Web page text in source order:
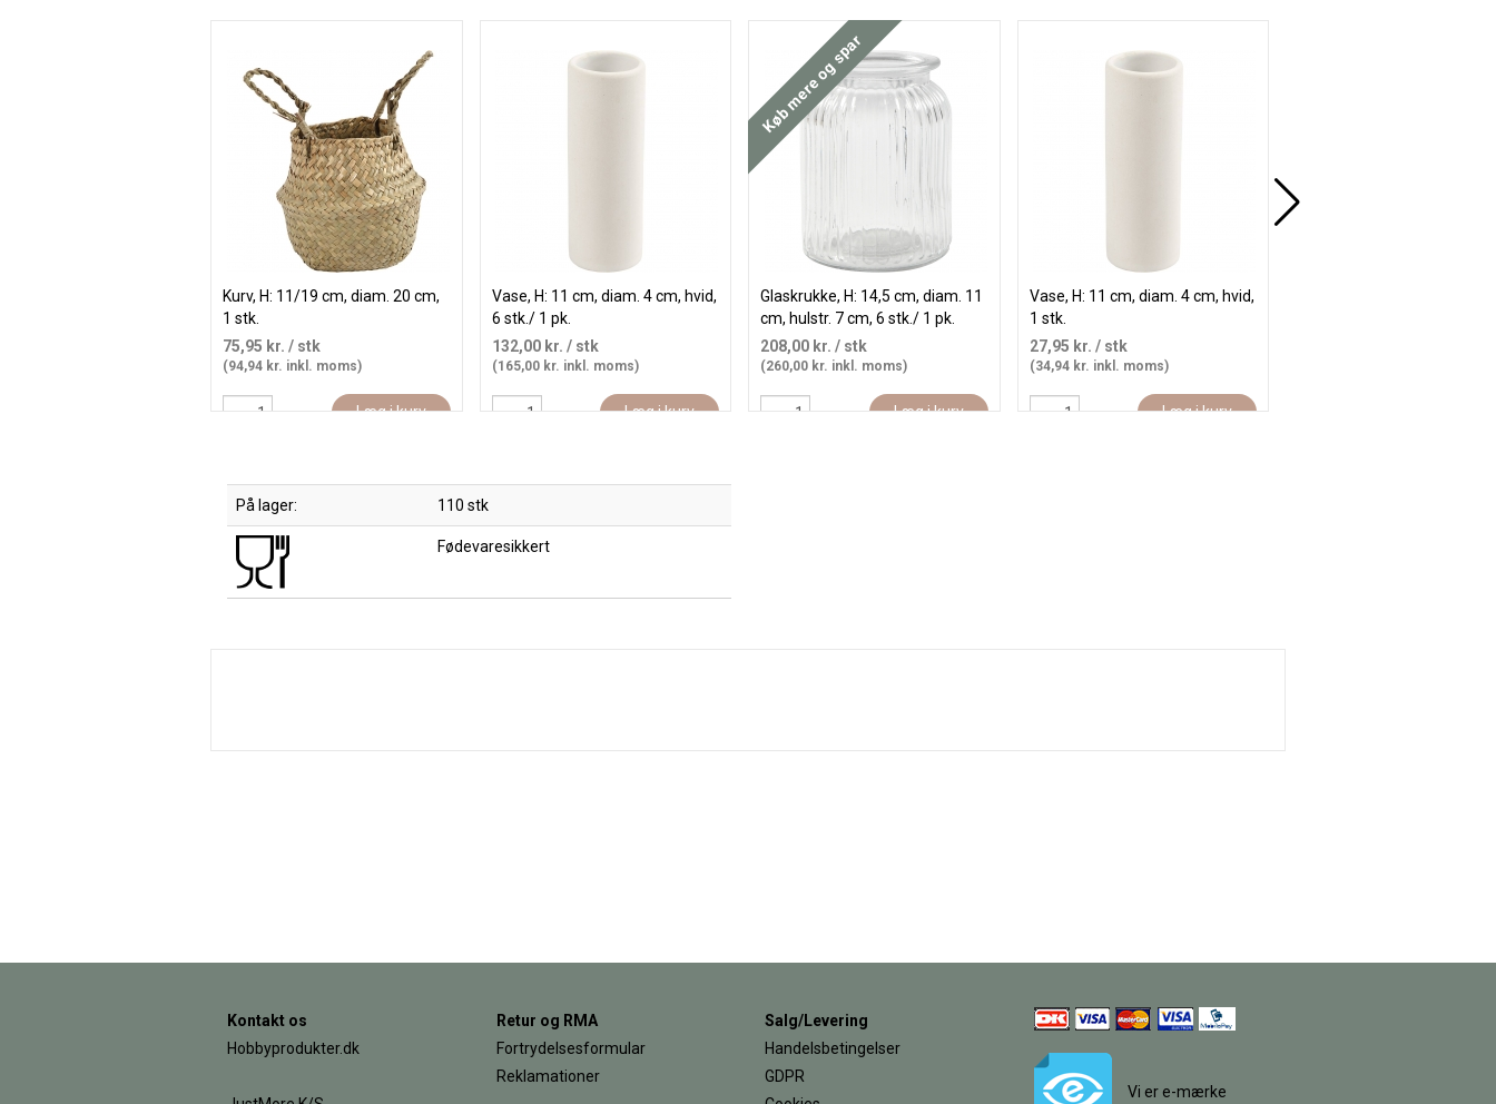
Kurv, H: 11/19 cm, diam. 20 cm,
1 stk.
75,95 kr. / stk
(94,94 kr. inkl. moms)
Læg i kurv
Vase, H: 11 cm, diam. 4 cm, hvid,
6 stk./ 1 pk.
132,00 kr. / stk
(165,00 kr. inkl. moms)
Læg i kurv
Køb mere og spar
Glaskrukke, H: 14,5 cm, diam. 11
cm, hulstr. 7 cm, 6 stk./ 1 pk.
208,00 kr. / stk
(260,00 kr. inkl. moms)
Læg i kurv
Vase, H: 11 cm, diam. 4 cm, hvid,
1 stk.
27,95 kr. / stk
(34,94 kr. inkl. moms)
Læg i kurv
På lager: 110 stk
Fødevaresikkert
Kontakt os
Hobbyprodukter.dk
Retur og RMA
Fortrydelsesformular
Reklamationer
Salg/Levering
Handelsbetingelser
GDPR
Vi er e-mærke